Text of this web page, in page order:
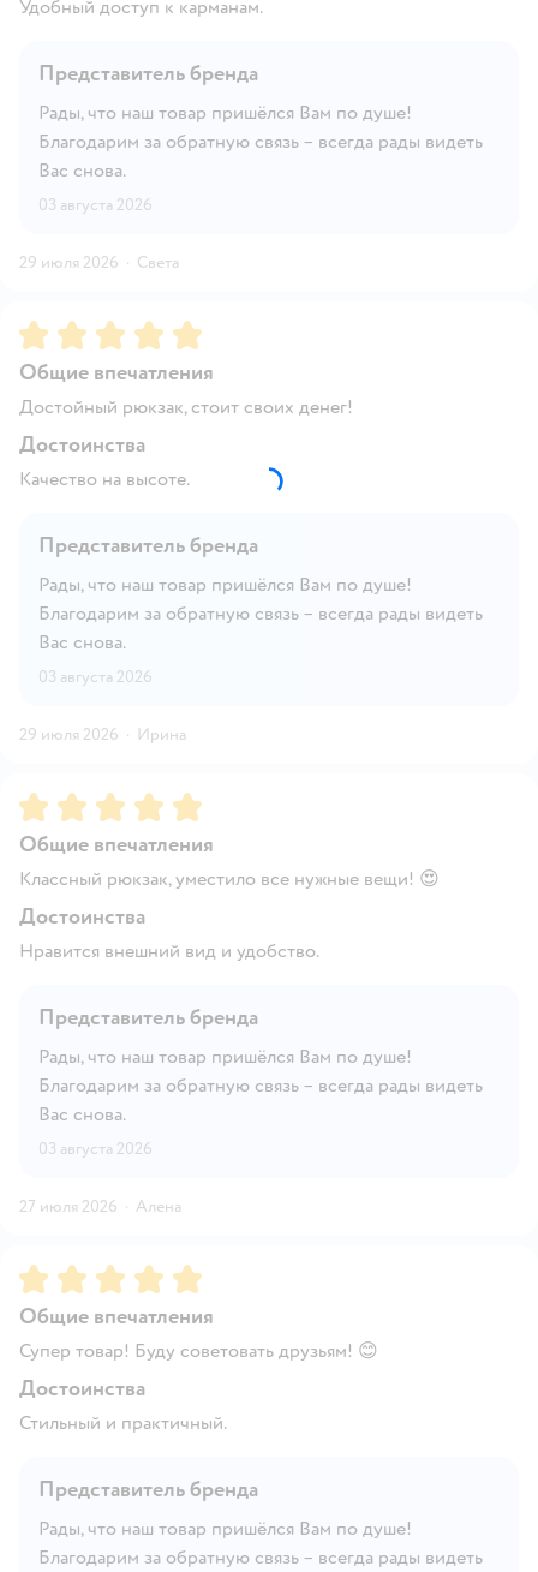
Удобный доступ к карманам.
Представитель бренда
Рады, что наш товар пришёлся Вам по душе!
Благодарим за обратную связь – всегда рады видеть
Вас снова.
03 августа 2026
29 июля 2026 · Света
Рейтинг:5
Общие впечатления
Достойный рюкзак, стоит своих денег!
Достоинства
Качество на высоте.
Представитель бренда
Рады, что наш товар пришёлся Вам по душе!
Благодарим за обратную связь – всегда рады видеть
Вас снова.
03 августа 2026
29 июля 2026 · Ирина
Рейтинг:5
Общие впечатления
Классный рюкзак, уместило все нужные вещи! 😍
Достоинства
Нравится внешний вид и удобство.
Представитель бренда
Рады, что наш товар пришёлся Вам по душе!
Благодарим за обратную связь – всегда рады видеть
Вас снова.
03 августа 2026
27 июля 2026 · Алена
Рейтинг:5
Общие впечатления
Супер товар! Буду советовать друзьям! 😊
Достоинства
Стильный и практичный.
Представитель бренда
Рады, что наш товар пришёлся Вам по душе!
Благодарим за обратную связь – всегда рады видеть